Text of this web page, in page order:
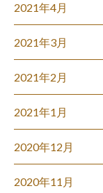
2021年4月
2021年3月
2021年2月
2021年1月
2020年12月
2020年11月